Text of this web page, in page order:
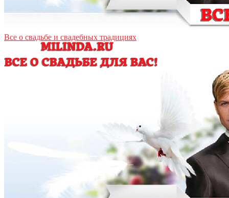
Все о свадьбе и свадебных традициях